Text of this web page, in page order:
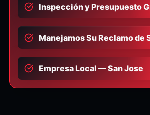
Inspección y Presupuesto
Manejamos Su Reclamo de
Empresa Local — San Jose